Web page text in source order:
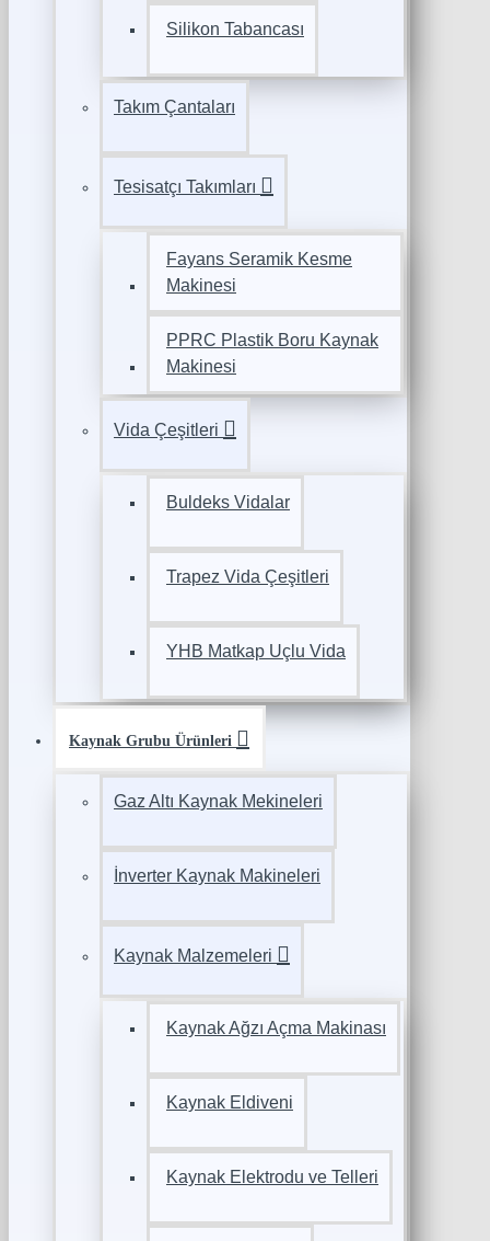
Silikon Tabancası
Takım Çantaları
Tesisatçı Takımları
Fayans Seramik Kesme
Makinesi
PPRC Plastik Boru Kaynak
Makinesi
Vida Çeşitleri
Buldeks Vidalar
Trapez Vida Çeşitleri
YHB Matkap Uçlu Vida
Kaynak Grubu Ürünleri
Gaz Altı Kaynak Mekineleri
İnverter Kaynak Makineleri
Kaynak Malzemeleri
Kaynak Ağzı Açma Makinası
Kaynak Eldiveni
Kaynak Elektrodu ve Telleri